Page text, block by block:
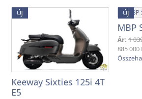
ÚJ
Keeway Sixties 125i 4T
E5
ÚJ
MBP
Ár:1
885 000